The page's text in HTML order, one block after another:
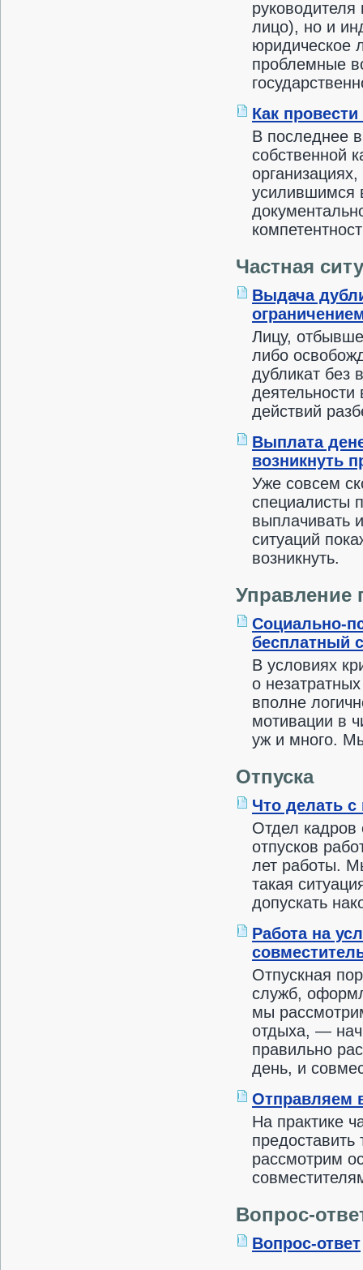
лицо), но и
юридическое
проблемные
Как
В последнее
собственной
усилившимся
Частная
Выдача
Лицу,
либо
дубликат без
действий
Выплата
возникнуть
Уже совсем
специалисты
выплачивать
ситуаций
возникнуть.
Управление
Социально-
бесплатный
В условиях
о
вполне
мотивации в
уж и много.
Отпуска
Что делать
Отдел кадров
отпусков
лет работы.
такая
допускать
Работа на
Отпускная
служб,
мы
отдыха, —
правильно
день, и
Отправляем
На практике
рассмотрим
Вопрос-
Вопрос-ответ